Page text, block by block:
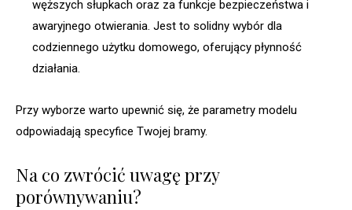
węższych słupkach oraz za funkcje bezpieczeństwa i
awaryjnego otwierania. Jest to solidny wybór dla
codziennego użytku domowego, oferujący płynność
działania.
Przy wyborze warto upewnić się, że parametry modelu
odpowiadają specyfice Twojej bramy.
Na co zwrócić uwagę przy
porównywaniu?